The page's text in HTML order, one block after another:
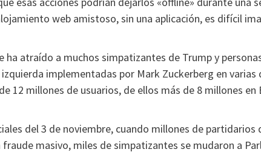
web amistoso, sin una aplicación, es difícil
ha atraído a muchos simpatizantes de Trump y
implementadas por Mark Zuckerberg en
12 millones de usuarios, de ellos más de 8 millones en
del 3 de noviembre, cuando millones de partidarios
masivo, miles de simpatizantes se mudaron a